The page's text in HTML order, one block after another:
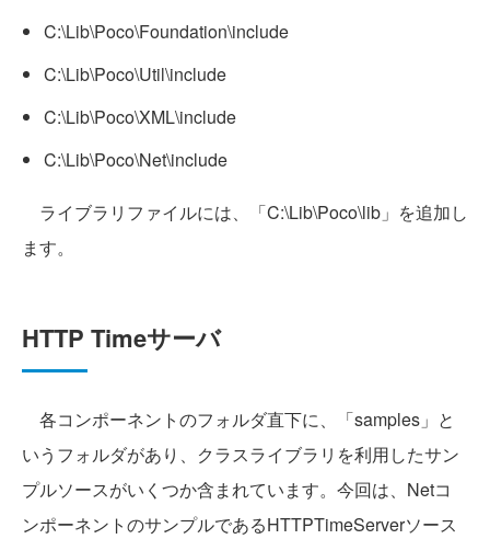
C:\Lib\Poco\Foundation\include
C:\Lib\Poco\Util\include
C:\Lib\Poco\XML\include
C:\Lib\Poco\Net\include
ライブラリファイルには、「C:\Lib\Poco\lib」を追加し
ます。
HTTP Timeサーバ
各コンポーネントのフォルダ直下に、「samples」と
いうフォルダがあり、クラスライブラリを利用したサン
プルソースがいくつか含まれています。今回は、Netコ
ンポーネントのサンプルであるHTTPTimeServerソース